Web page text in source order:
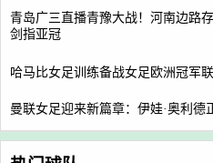
青岛广三直播青豫大战！河南边路
剑指亚冠
哈马比女足训练备战女足欧洲冠军
曼联女足迎来新篇章：伊娃·奥利德